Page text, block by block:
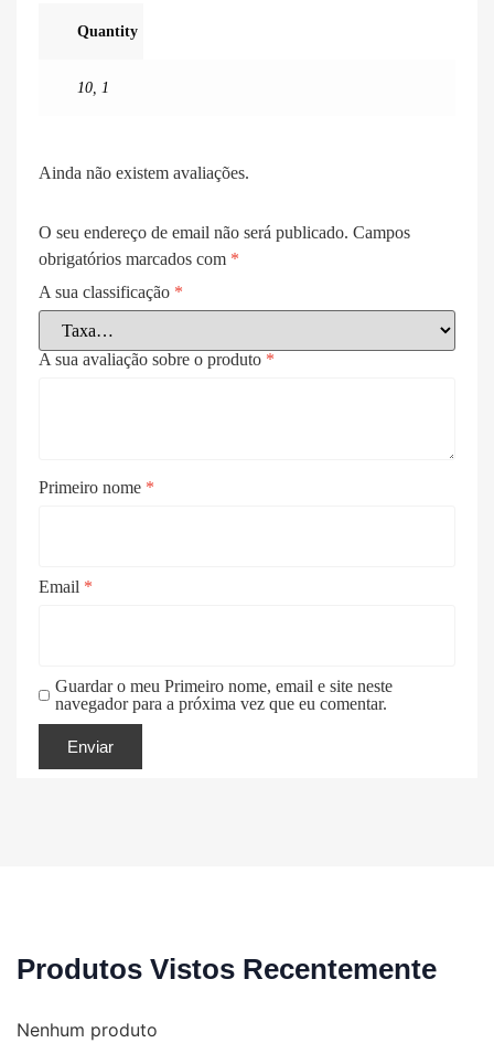
Quantity
10, 1
Ainda não existem avaliações.
O seu endereço de email não será publicado. Campos
obrigatórios marcados com *
A sua classificação *
A sua avaliação sobre o produto *
Primeiro nome *
Email *
Guardar o meu Primeiro nome, email e site neste
navegador para a próxima vez que eu comentar.
Produtos Vistos Recentemente
Nenhum produto